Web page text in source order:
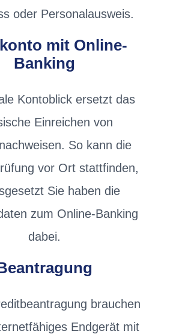
oder Personalausweis.
mit Online-
Banking
Kontoblick ersetzt das
Einreichen von
So kann die
vor Ort stattfinden,
Sie haben die
zum Online-Banking
dabei.
brauchen
Endgerät mit